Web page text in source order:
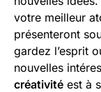
votre meilleur
présenteront
gardez l’esprit
nouvelles
créativité est à